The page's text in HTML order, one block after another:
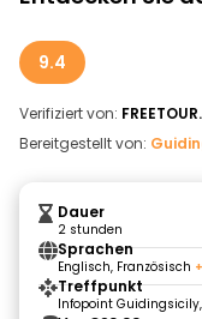
9.4
Verifiziert von:
Bereitgestellt von:
Dauer
2 stunden
Sprachen
Englisch, Französisch
Treffpunkt
Infopoint